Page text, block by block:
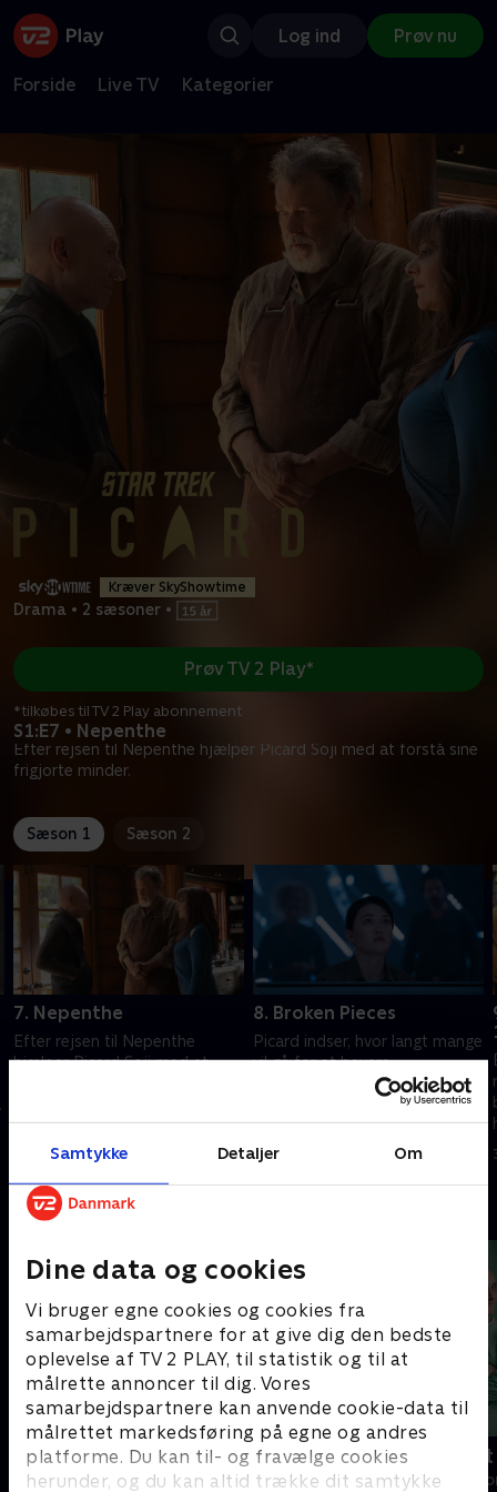
Samtykke Detaljer Om
Dine data og cookies
Vi bruger egne cookies og cookies fra
samarbejdspartnere for at give dig den bedste
oplevelse af TV 2 PLAY, til statistik og til at
målrette annoncer til dig. Vores
samarbejdspartnere kan anvende cookie-data til
målrettet markedsføring på egne og andres
platforme. Du kan til- og fravælge cookies
herunder, og du kan altid trække dit samtykke
Log ind Prøv nu
Forside Live TV Kategorier
Kræver SkyShowtime
Drama • 2 sæsoner •
S1:E7 • Nepenthe
Efter rejsen til Nepenthe hjælper Picard Soji med at forstå sine
frigjorte minder.
Prøv TV 2 Play*
*tilkøbes til TV 2 Play abonnement
Sæson 1 Sæson 2
7. Nepenthe
Efter rejsen til Nepenthe
hjælper Picard Soji med at
8. Broken Pieces
Picard indser, hvor langt mange
vil gå for at bevare
hemmeligheder, der strækker
sig tilbage over generationer.
Andre så også
Happy fucking Pride
Drama • 1 sæsoner
Fake Patient
Drama • 1